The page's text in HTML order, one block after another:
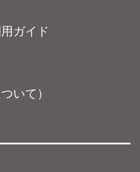
ガイド
いて）